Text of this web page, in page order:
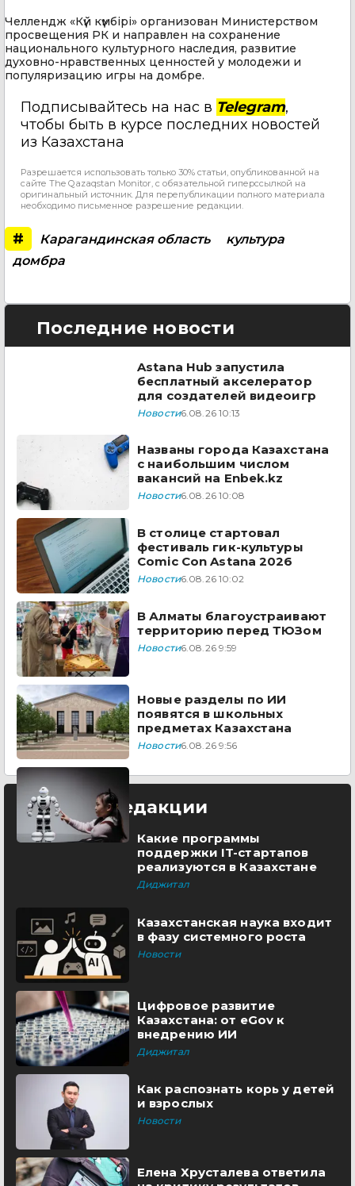
Челлендж «Күй күмбірі» организован Министерством
просвещения РК и направлен на сохранение
национального культурного наследия, развитие
духовно-нравственных ценностей у молодежи и
популяризацию игры на домбре.
Подписывайтесь на нас в Telegram,
чтобы быть в курсе последних новостей
из Казахстана
Разрешается использовать только 30% статьи, опубликованной на
сайте The Qazaqstan Monitor, с обязательной гиперссылкой на
оригинальный источник. Для перепубликации полного материала
необходимо письменное разрешение редакции.
# Карагандинская область
культура
домбра
Последние новости
Astana Hub запустила
бесплатный акселератор
для создателей видеоигр
Новости6.08.26 10:13
Названы города Казахстана
с наибольшим числом
вакансий на Enbek.kz
Новости6.08.26 10:08
В столице стартовал
фестиваль гик-культуры
Comic Con Astana 2026
Новости6.08.26 10:02
В Алматы благоустраивают
территорию перед ТЮЗом
Новости6.08.26 9:59
Новые разделы по ИИ
появятся в школьных
предметах Казахстана
Новости6.08.26 9:56
Выбор редакции
Какие программы
поддержки IT-стартапов
реализуются в Казахстане
Диджитал
Казахстанская наука входит
в фазу системного роста
Новости
Цифровое развитие
Казахстана: от eGov к
внедрению ИИ
Диджитал
Как распознать корь у детей
и взрослых
Новости
Елена Хрусталева ответила